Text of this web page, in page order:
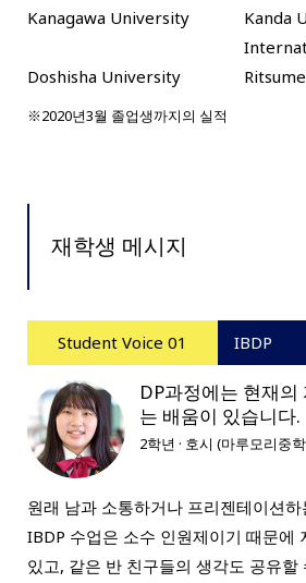
Kanagawa University
Kanda
Doshisha University
※2020년3월 졸업생까지의 실적
재학생 메시지
Student Voice 01 IBDP
DP과정에는 현재의
는 배움이 있습니다.
2학년 · 호시 (마루모리중
원래 남과 소통하거나 프리젠테이션
IBDP 수업은 소수 인원제이기 때문에
있고, 같은 반 친구들의 생각도 공유할